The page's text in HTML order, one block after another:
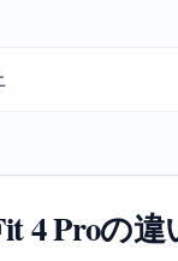
4 Proの